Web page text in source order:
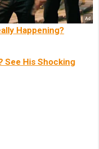
Happening?
See His Shocking